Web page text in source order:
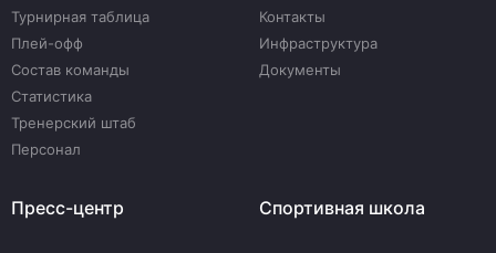
Турнирная таблица
Плей-офф
Состав команды
Статистика
Тренерский штаб
Персонал
Контакты
Инфраструктура
Документы
Пресс-центр Спортивная школа